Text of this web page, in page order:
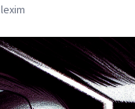
lexim